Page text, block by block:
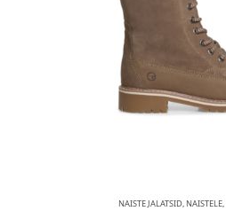
NAISTE JALATSID NAISTELE